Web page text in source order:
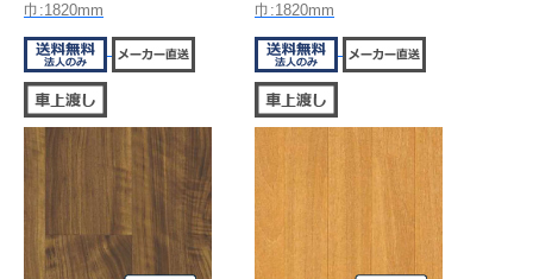
巾:1820mm
巾:1820mm